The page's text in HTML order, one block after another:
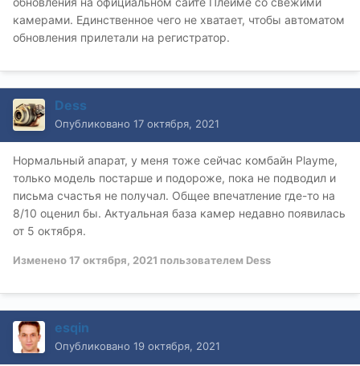
камерами. Единственное чего не хватает, чтобы автоматом
обновления прилетали на регистратор.
Dess
Опубликовано 17 октября, 2021
Нормальный апарат, у меня тоже сейчас комбайн Playme,
только модель постарше и подороже, пока не подводил и
письма счастья не получал. Общее впечатление где-то на
8/10 оценил бы. Актуальная база камер недавно появилась
от 5 октября.
Изменено17 октября, 2021 пользователем Dess
esqin
Опубликовано 19 октября, 2021